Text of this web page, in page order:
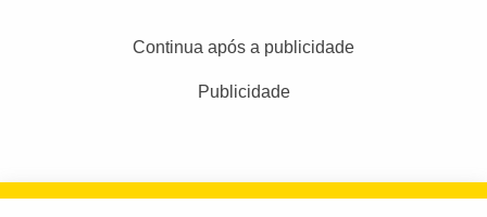
Continua após a publicidade
Publicidade